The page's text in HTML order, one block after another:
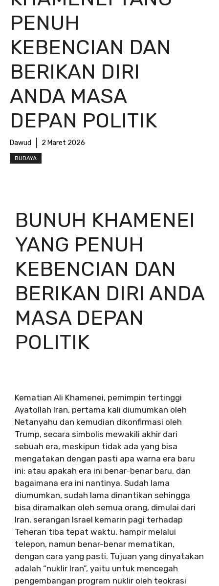
PENUH
KEBENCIAN DAN
BERIKAN DIRI
ANDA MASA
DEPAN POLITIK
Dawud 2 Maret 2026
BUDAYA
BUNUH KHAMENEI
YANG PENUH
KEBENCIAN DAN
BERIKAN DIRI ANDA
MASA DEPAN
POLITIK
Kematian Ali Khamenei, pemimpin tertinggi
Ayatollah Iran, pertama kali diumumkan oleh
Netanyahu dan kemudian dikonfirmasi oleh
Trump, secara simbolis mewakili akhir dari
sebuah era, meskipun tidak ada yang bisa
mengatakan dengan pasti apa warna era baru
ini: atau apakah era ini benar-benar baru, dan
bagaimana era ini nantinya. Sudah lama
diumumkan, sudah lama dinantikan sehingga
bisa diramalkan oleh semua orang, dimulai dari
Iran, serangan Israel kemarin pagi terhadap
Teheran tiba tepat waktu, hampir melalui
telepon, namun benar-benar mematikan,
dengan cara yang pasti. Tujuan yang dinyatakan
adalah “nuklir Iran”, yaitu untuk mencegah
pengembangan program nuklir oleh teokrasi